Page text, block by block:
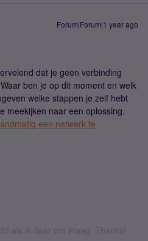
Forum|Forum|1 year ago
dat je geen verbinding
ben je op dit moment en welk
welke stappen je zelf hebt
meekijken naar een oplossing.
een netwerk te
als ik daar om vraag. Thanks!